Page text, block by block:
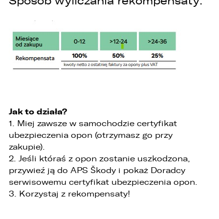
Jak to działa?
1. Miej zawsze w samochodzie certyfikat
ubezpieczenia opon (otrzymasz go przy
zakupie).
2. Jeśli któraś z opon zostanie uszkodzona,
przywieź ją do APS Škody i pokaż Doradcy
serwisowemu certyfikat ubezpieczenia opon.
3. Korzystaj z rekompensaty!
obsługi klienta,
3. weryfikacji możliwości zawarcia umowy,
4. realizacji usług,
będą:
1. wyłącznie podmioty uprawnione do uzyskania
danych osobowych na podstawie przepisów
2. osoby upoważnione przez Administratora do
przetwarzania danych w ramach wykonywania
3. podmioty, którym Administrator zleca